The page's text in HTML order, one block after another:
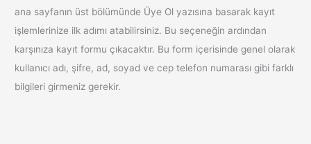
ana sayfanın üst bölümünde Üye Ol yazısına basarak kayıt
işlemlerinize ilk adımı atabilirsiniz. Bu seçeneğin ardından
karşınıza kayıt formu çıkacaktır. Bu form içerisinde genel olarak
kullanıcı adı, şifre, ad, soyad ve cep telefon numarası gibi farklı
bilgileri girmeniz gerekir.